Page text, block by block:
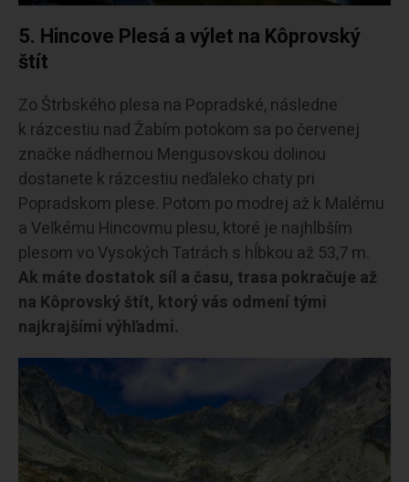
5. Hincove Plesá a výlet na Kôprovský
štít
Zo Štrbského plesa na Popradské, následne
k rázcestiu nad Žabím potokom sa po červenej
značke nádhernou Mengusovskou dolinou
dostanete k rázcestiu neďaleko chaty pri
Popradskom plese. Potom po modrej až k Malému
a Veľkému Hincovmu plesu, ktoré je najhlbším
plesom vo Vysokých Tatrách s hĺbkou až 53,7 m.
Ak máte dostatok síl a času, trasa pokračuje až
na Kôprovský štít, ktorý vás odmení tými
najkrajšími výhľadmi.